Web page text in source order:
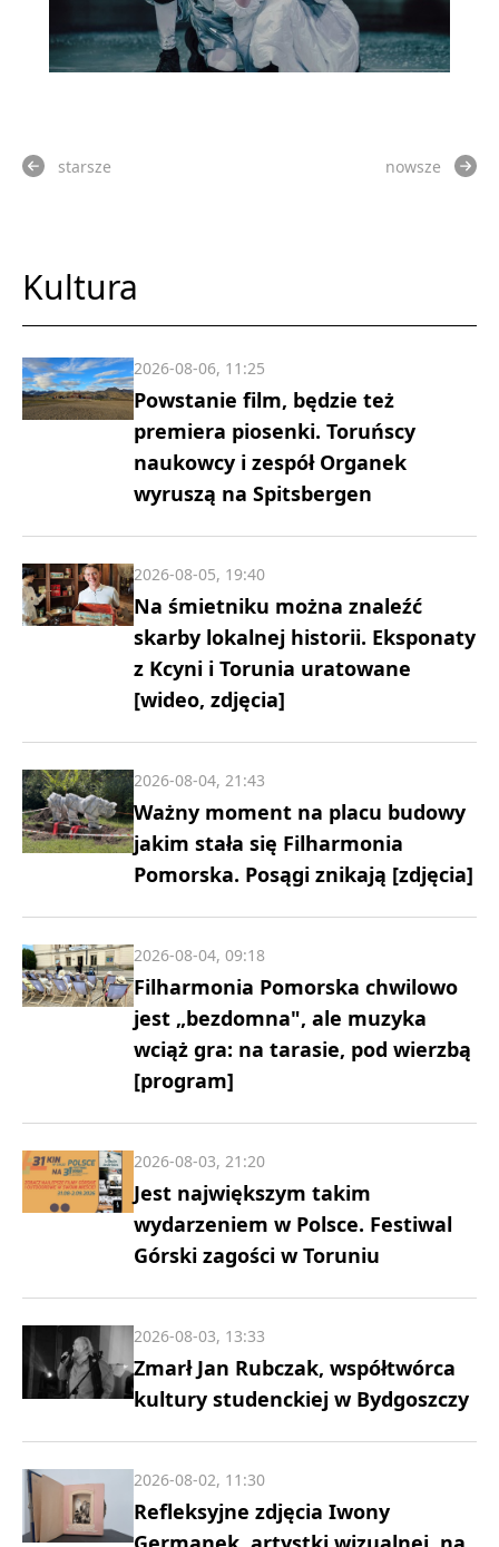
starsze nowsze
Kultura
Powstanie film, będzie też
premiera piosenki. Toruńscy
naukowcy i zespół Organek
wyruszą na Spitsbergen
2026-08-06, 11:25
Na śmietniku można znaleźć
skarby lokalnej historii. Eksponaty
z Kcyni i Torunia uratowane
[wideo, zdjęcia]
2026-08-05, 19:40
Ważny moment na placu budowy
jakim stała się Filharmonia
Pomorska. Posągi znikają [zdjęcia]
2026-08-04, 21:43
Filharmonia Pomorska chwilowo
jest „bezdomna", ale muzyka
wciąż gra: na tarasie, pod wierzbą
[program]
2026-08-04, 09:18
Jest największym takim
wydarzeniem w Polsce. Festiwal
Górski zagości w Toruniu
2026-08-03, 21:20
Zmarł Jan Rubczak, współtwórca
kultury studenckiej w Bydgoszczy
2026-08-03, 13:33
Refleksyjne zdjęcia Iwony
2026-08-02, 11:30